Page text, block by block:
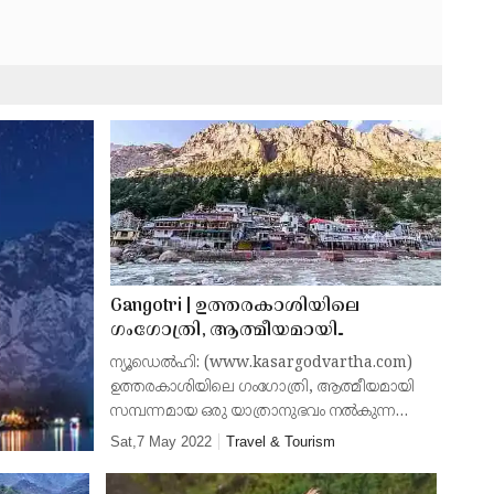
Gangotri | ഉത്തരകാശിയിലെ
ഗംഗോത്രി, ആത്മീയമായി
സമ്പന്നമായ ഒരു യാത്രാനുഭവം
നല്‍കുന്നു; ഒപ്പം ഹിമാലയത്തിന്റെ
മടിത്തട്ടിലെ ട്രെകിംഗും
ന്യൂഡെല്‍ഹി: (www.kasargodvartha.com)
ഉത്തരകാശിയിലെ ഗംഗോത്രി, ആത്മീയമായി
സമ്പന്നമായ ഒരു യാത്രാനുഭവം നല്‍കുന്ന
മണ്ണാണ്. നിരവധി പുണ്യസ്ഥലങ്ങളുള്ള
കേന്ദ്രങ്ങളിലൊന്നാണി
Sat,7 May 2022 Travel & Tourism